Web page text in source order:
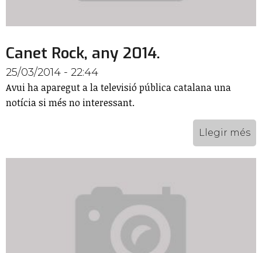
Canet Rock, any 2014.
25/03/2014 - 22:44
Avui ha aparegut a la televisió pública catalana una
notícia si més no interessant.
Llegir més